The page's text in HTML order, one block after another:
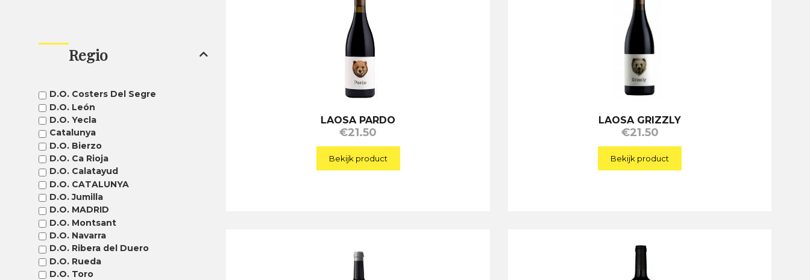
Regio
D.O. Costers Del Segre
D.O. León
D.O. Yecla
Catalunya
D.O. Bierzo
D.O. Ca Rioja
D.O. Calatayud
D.O. CATALUNYA
D.O. Jumilla
D.O. MADRID
D.O. Montsant
D.O. Navarra
D.O. Ribera del Duero
D.O. Rueda
D.O. Toro
LAOSA PARDO
€21.50
Bekijk product
LAOSA GRIZZLY
€21.50
Bekijk product